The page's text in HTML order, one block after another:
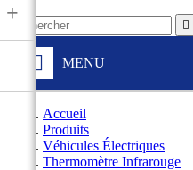

MENU
+
Accueil
Produits
Véhicules Électriques
Thermomètre Infrarouge